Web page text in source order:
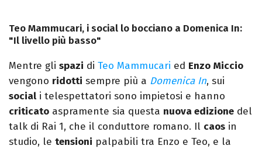
Teo Mammucari, i social lo bocciano a Domenica In:
"Il livello più basso"
Mentre gli spazi di Teo Mammucari ed Enzo Miccio
vengono ridotti sempre più a Domenica In, sui
social i telespettatori sono impietosi e hanno
criticato aspramente sia questa nuova edizione del
talk di Rai 1, che il conduttore romano. Il caos in
studio, le tensioni palpabili tra Enzo e Teo, e la